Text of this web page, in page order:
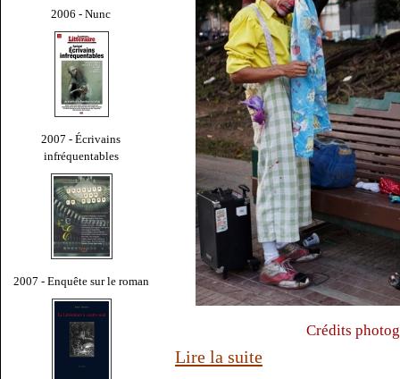
2006 - Nunc
2007 - Écrivains
infréquentables
2007 - Enquête sur le roman
Crédits
Lire la suite